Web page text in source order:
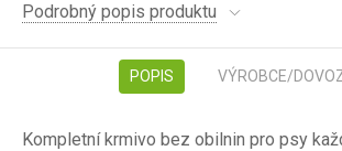
Podrobný popis produktu
POPIS VÝROBCE/
Kompletní krmivo bez obilnin pro psy